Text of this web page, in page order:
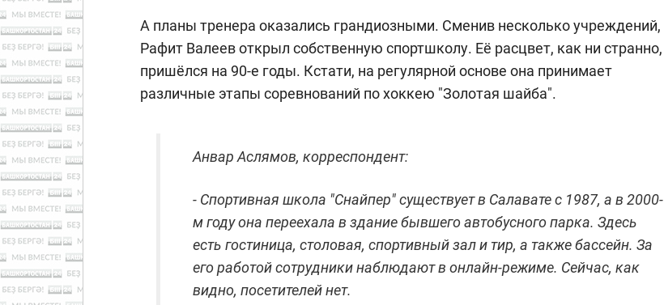
А планы тренера оказались грандиозными. Сменив несколько учреждений,
Рафит Валеев открыл собственную спортшколу. Её расцвет, как ни странно,
пришёлся на 90-е годы. Кстати, на регулярной основе она принимает
различные этапы соревнований по хоккею "Золотая шайба".
Анвар Аслямов, корреспондент:
- Спортивная школа "Снайпер" существует в Салавате с 1987, а в 2000-
м году она переехала в здание бывшего автобусного парка. Здесь
есть гостиница, столовая, спортивный зал и тир, а также бассейн. За
его работой сотрудники наблюдают в онлайн-режиме. Сейчас, как
видно, посетителей нет.